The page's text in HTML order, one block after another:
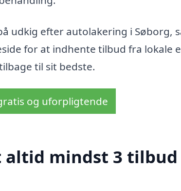
udkig efter autolakering i Søborg,
for at indhente tilbud fra lokale
til sit bedste.
og uforpligtende
mindst 3